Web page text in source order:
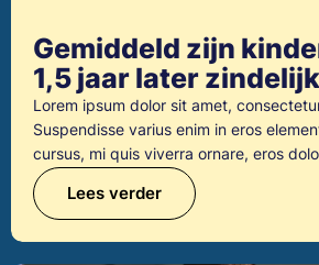
Gemiddeld zijn
1,5 jaar later zindelijk
Lorem ipsum dolor sit amet,
Suspendisse varius enim in eros
cursus, mi quis viverra ornare, eros
Lees verder